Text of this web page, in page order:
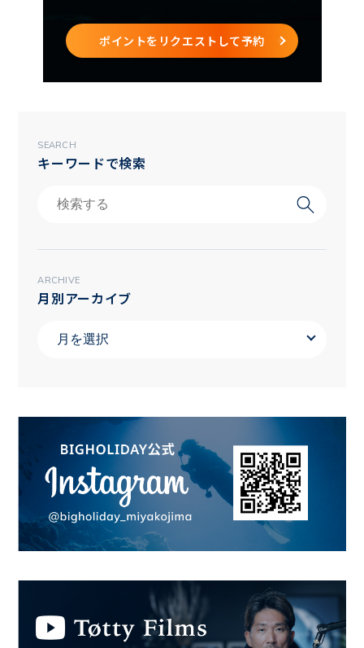
ポイントをリクエストして予約
SEARCH
キーワードで検索
ARCHIVE
月別アーカイブ